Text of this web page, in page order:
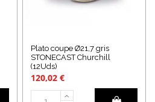
Plato coupe Ø21,7 gris
STONECAST Churchill
(12Uds)
120,02 €